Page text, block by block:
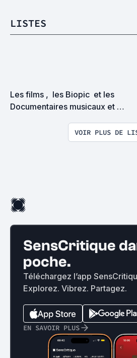
LISTES
Les films ,  les Biopic  et les
Documentaires musicaux et
théâtre que j'adoreVOIR PLUS DE
SensCritique
poche.
Téléchargez l’app
Explorez. Vibrez. Partagez.
EN SAVOIR PLUS